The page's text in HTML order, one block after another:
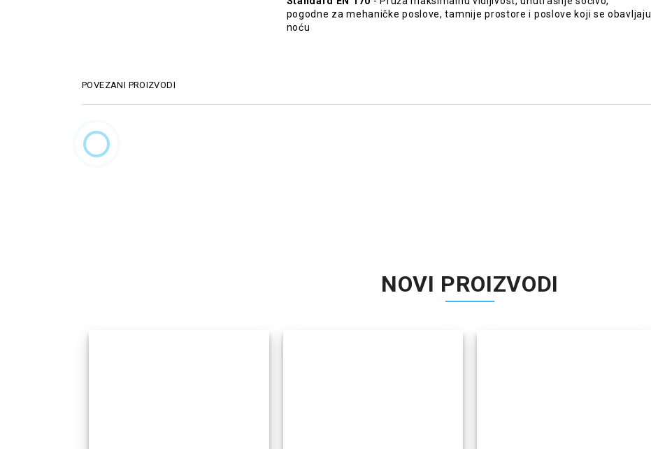
pogodne za mehaničke poslove, tamnije prostore i poslove koji se obavljaju
noću
POVEZANI PROIZVODI
NOVI PROIZVODI